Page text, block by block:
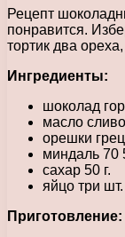
Рецепт
понравится.
тортик два
Ингредиенты:
шоколад
масло
орешки
миндаль 70
сахар 50 г.
яйцо три шт.
Приготовление: